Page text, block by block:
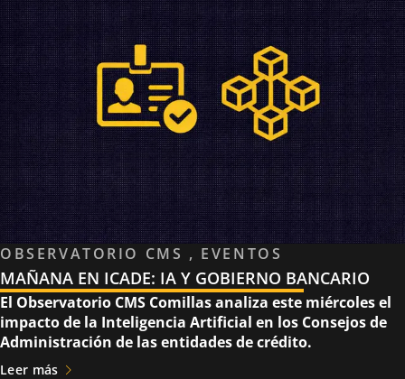
OBSERVATORIO CMS , EVENTOS
MAÑANA EN ICADE: IA Y GOBIERNO BANCARIO
El Observatorio CMS Comillas analiza este miércoles el
impacto de la Inteligencia Artificial en los Consejos de
Administración de las entidades de crédito.
Leer más